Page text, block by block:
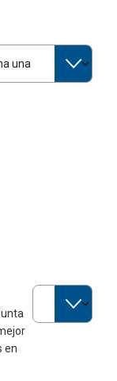
carrera
en
Selecciona una